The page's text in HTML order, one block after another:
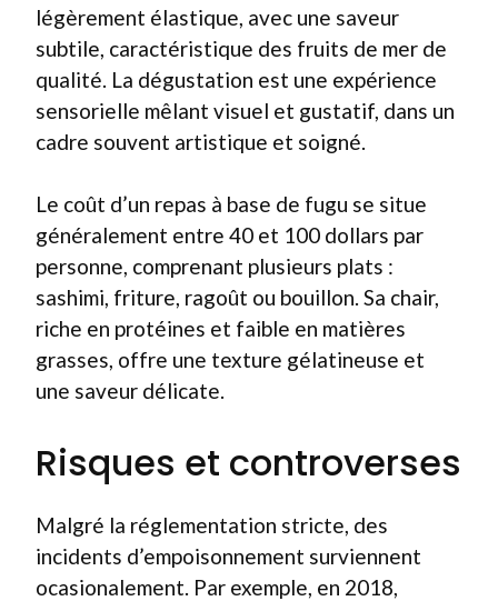
légèrement élastique, avec une saveur
subtile, caractéristique des fruits de mer de
qualité. La dégustation est une expérience
sensorielle mêlant visuel et gustatif, dans un
cadre souvent artistique et soigné.
Le coût d’un repas à base de fugu se situe
généralement entre 40 et 100 dollars par
personne, comprenant plusieurs plats :
sashimi, friture, ragoût ou bouillon. Sa chair,
riche en protéines et faible en matières
grasses, offre une texture gélatineuse et
une saveur délicate.
Risques et controverses
Malgré la réglementation stricte, des
incidents d’empoisonnement surviennent
ocasionalement. Par exemple, en 2018,